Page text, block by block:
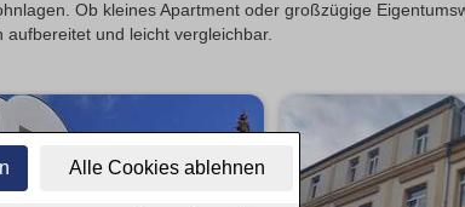
Alle Cookies ablehnen
Ob kleines Apartment oder großzügige
aufbereitet und leicht vergleichbar.